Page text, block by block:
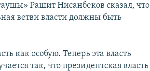
Рашит Нисанбеков сказал, что
ветви власти должны быть
как особую. Теперь эта власть
так, что президентская власть